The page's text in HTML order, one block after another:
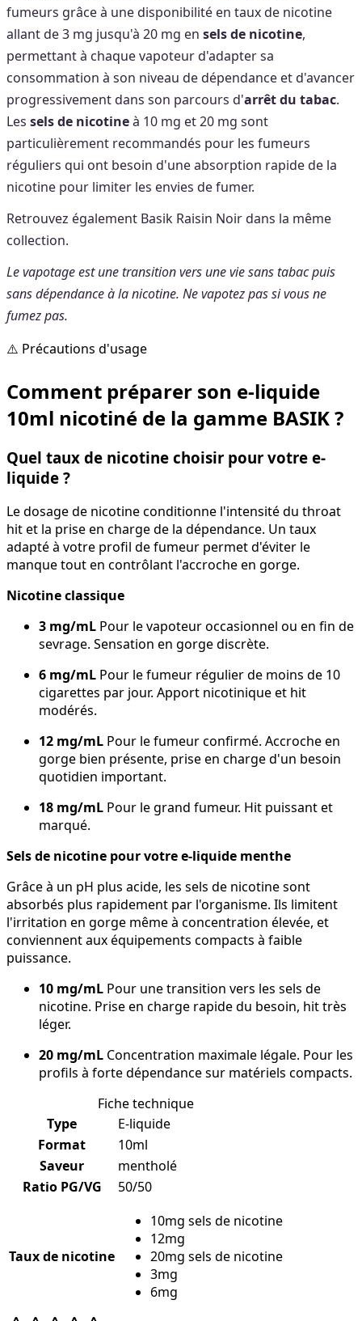
fumeurs grâce à une disponibilité en taux de nicotine
allant de 3 mg jusqu'à 20 mg en sels de nicotine,
permettant à chaque vapoteur d'adapter sa
consommation à son niveau de dépendance et d'avancer
progressivement dans son parcours d'arrêt du tabac.
Les sels de nicotineà 10 mg et 20 mg sont
particulièrement recommandés pour les fumeurs
réguliers qui ont besoin d'une absorption rapide de la
nicotine pour limiter les envies de fumer.
Retrouvez également Basik Raisin Noir dans la même
collection.
Le vapotage est une transition vers une vie sans tabac puis
sans dépendance à la nicotine. Ne vapotez pas si vous ne
fumez pas.
⚠️ Précautions d'usage
Comment préparer son e-liquide
10ml nicotiné de la gamme BASIK ?
Quel taux de nicotine choisir pour votre e-
liquide ?
Le dosage de nicotine conditionne l'intensité du throat
hit et la prise en charge de la dépendance. Un taux
adapté à votre profil de fumeur permet d'éviter le
manque tout en contrôlant l'accroche en gorge.
Nicotine classique
3 mg/mL Pour le vapoteur occasionnel ou en fin de
sevrage. Sensation en gorge discrète.
6 mg/mL Pour le fumeur régulier de moins de 10
cigarettes par jour. Apport nicotinique et hit
modérés.
12 mg/mL Pour le fumeur confirmé. Accroche en
gorge bien présente, prise en charge d'un besoin
quotidien important.
18 mg/mL Pour le grand fumeur. Hit puissant et
marqué.
Sels de nicotine pour votre e-liquide menthe
Grâce à un pH plus acide, les sels de nicotine sont
absorbés plus rapidement par l'organisme. Ils limitent
l'irritation en gorge même à concentration élevée, et
conviennent aux équipements compacts à faible
puissance.
10 mg/mL Pour une transition vers les sels de
nicotine. Prise en charge rapide du besoin, hit très
léger.
20 mg/mL Concentration maximale légale. Pour les
profils à forte dépendance sur matériels compacts.
Fiche technique
Type
E-liquide
Format
10ml
Saveur
mentholé
Ratio PG/VG
50/50
Taux de nicotine
10mg sels de nicotine
12mg
20mg sels de nicotine
3mg
6mg